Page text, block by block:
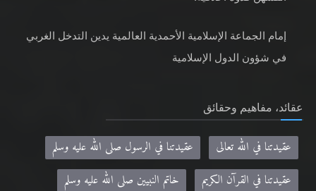
إمام الجماعة الإسلامية الأحمدية العالمية يدين التدخل الغربي
في شؤون الدول الإسلامية
عقائد، مفاهيم وحقائق
عقيدتنا في الله تعالى
عقيدتنا في الرسول صلى الله عليه وسلم
عقيدتنا في القرآن الكريم
خاتم النبيين صلى الله عليه وسلم